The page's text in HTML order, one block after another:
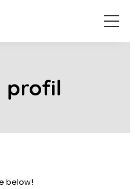
profil
below!